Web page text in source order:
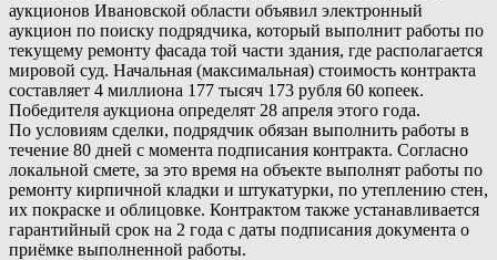
аукционов Ивановской области объявил электронный
аукцион по поиску подрядчика, который выполнит работы по
текущему ремонту фасада той части здания, где располагается
мировой суд. Начальная (максимальная) стоимость контракта
составляет 4 миллиона 177 тысяч 173 рубля 60 копеек.
Победителя аукциона определят 28 апреля этого года.
По условиям сделки, подрядчик обязан выполнить работы в
течение 80 дней с момента подписания контракта. Согласно
локальной смете, за это время на объекте выполнят работы по
ремонту кирпичной кладки и штукатурки, по утеплению стен,
их покраске и облицовке. Контрактом также устанавливается
гарантийный срок на 2 года с даты подписания документа о
приёмке выполненной работы.